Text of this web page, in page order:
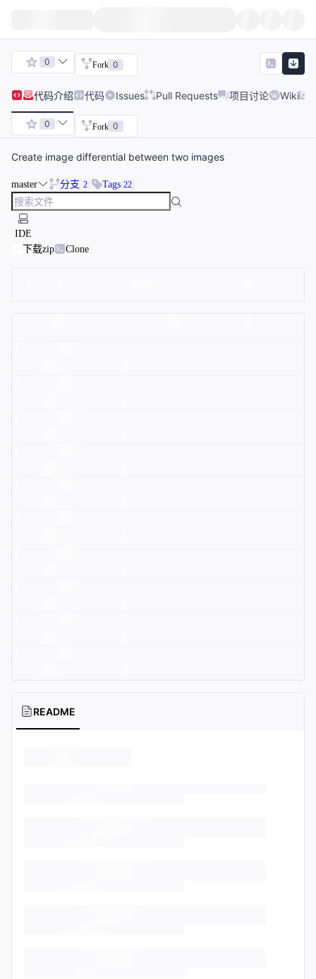
0 Fork 0
代码介绍 代码 Issues Pull Requests 项目讨论 Wiki
0 Fork 0
Create image differential between two images
master 分支 2 Tags 22
IDE
下载zip
Clone
README